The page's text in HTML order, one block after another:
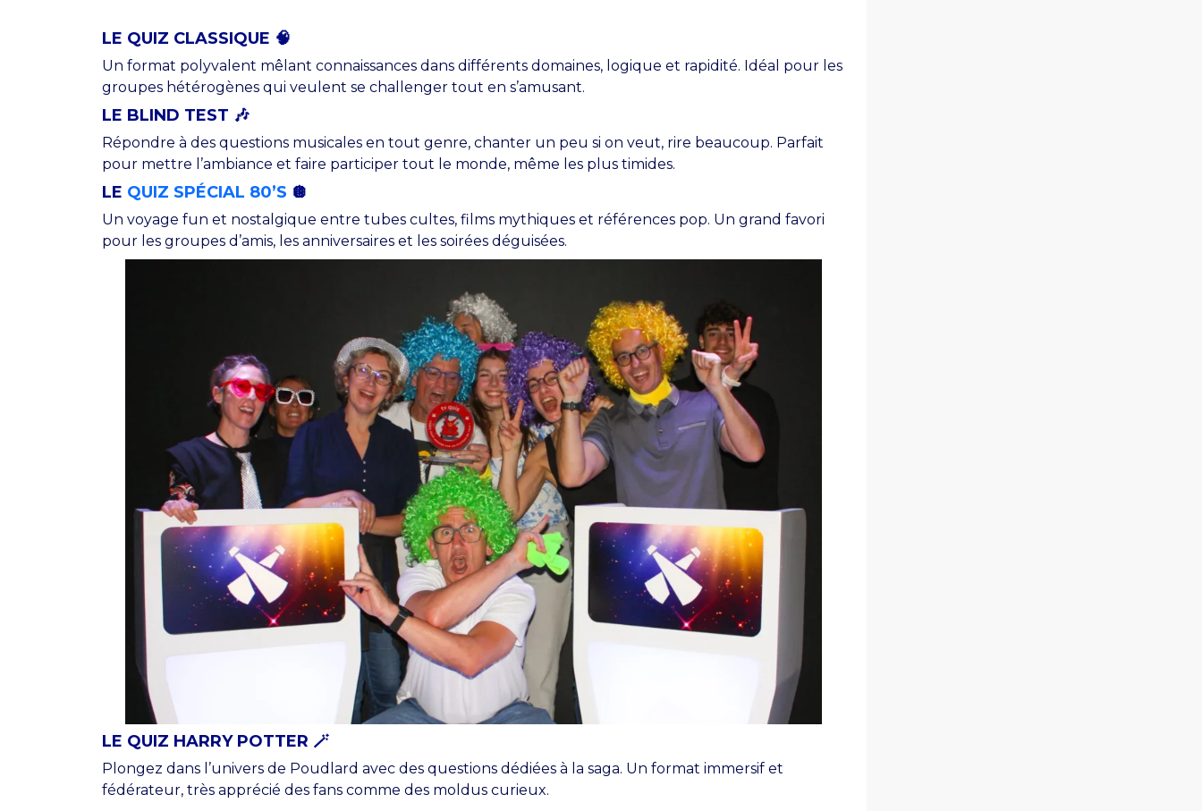
LE QUIZ CLASSIQUE 🧠
Un format polyvalent mêlant connaissances dans différents domaines, logique et rapidité. Idéal pour les
groupes hétérogènes qui veulent se challenger tout en s’amusant.
LE BLIND TEST 🎶
Répondre à des questions musicales en tout genre, chanter un peu si on veut, rire beaucoup. Parfait
pour mettre l’ambiance et faire participer tout le monde, même les plus timides.
LE QUIZ SPÉCIAL 80’S 🪩
Un voyage fun et nostalgique entre tubes cultes, films mythiques et références pop. Un grand favori
pour les groupes d’amis, les anniversaires et les soirées déguisées.
LE QUIZ HARRY POTTER 🪄
Plongez dans l’univers de Poudlard avec des questions dédiées à la saga. Un format immersif et
fédérateur, très apprécié des fans comme des moldus curieux.